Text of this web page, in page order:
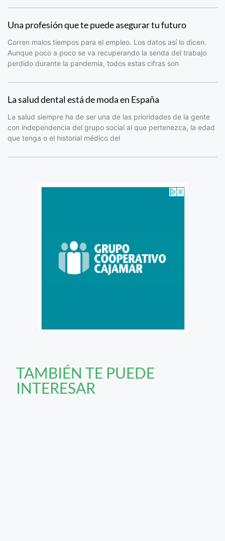
Una profesión que te puede asegurar tu futuro
Corren malos tiempos para el empleo. Los datos así lo dicen.
Aunque poco a poco se va recuperando la senda del trabajo
perdido durante la pandemia, todos estas cifras son
La salud dental está de moda en España
La salud siempre ha de ser una de las prioridades de la gente
con independencia del grupo social al que pertenezca, la edad
que tenga o el historial médico del
TAMBIÉN TE PUEDE
INTERESAR